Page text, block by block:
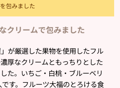
包みました
クリームで包みました
が厳選した果物を使用したフル
厚なクリームともっちりとした
た。いちご・白桃・ブルーベリ
す。フルーツ大福のとろける食